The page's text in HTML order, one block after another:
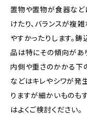
置物や置物が食器など
けたり、バランスが複
やすかったりします。
品は特にその傾向があ
内側や重さのかかる下
などはキレやシワが発
りますが細かいものも
はよくご検討ください。